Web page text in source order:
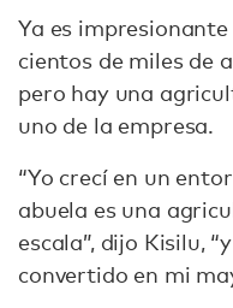
Ya es
cientos de miles de
pero hay una
uno de la empresa.
“Yo crecí en un
abuela es una
escala”, dijo Kisilu,
convertido en mi